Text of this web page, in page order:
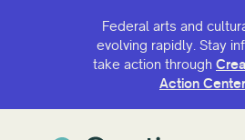
Federal arts and
evolving rapidly. Stay
take action through
Action Center